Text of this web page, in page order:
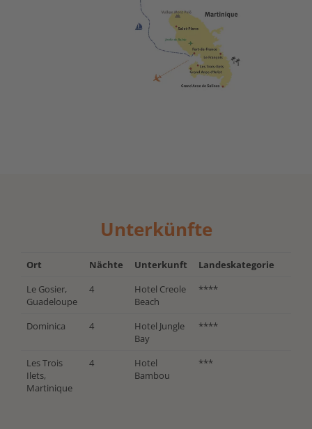
Unterkünfte
Ort Nächte Unterkunft
Landeskategorie
Le Gosier,
Guadeloupe
4
Hotel Creole
Beach
****
Dominica 4
Hotel Jungle
Bay
****
Les Trois
Ilets,
Martinique
4
Hotel
Bambou
***